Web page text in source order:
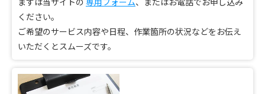
ください。
ご希望のサービス内容や日程、作業箇所の状況などをお伝え
いただくとスムーズです。